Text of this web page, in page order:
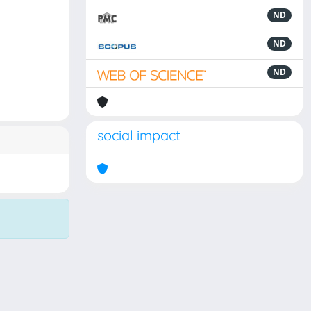
ND
ND
ND
social impact